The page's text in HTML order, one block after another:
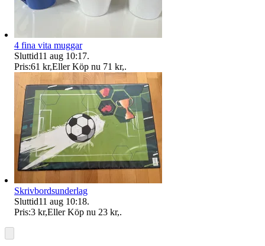
4 fina vita muggar
Sluttid11 aug 10:17.
Pris:61 kr,Eller Köp nu 71 kr,.
Skrivbordsunderlag
Sluttid11 aug 10:18.
Pris:3 kr,Eller Köp nu 23 kr,.